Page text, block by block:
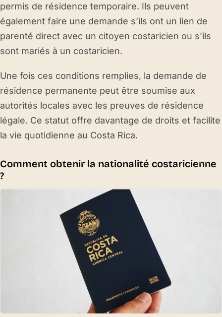
permis de résidence temporaire. Ils peuvent
également faire une demande s’ils ont un lien de
parenté direct avec un citoyen costaricien ou s’ils
sont mariés à un costaricien.
Une fois ces conditions remplies, la demande de
résidence permanente peut être soumise aux
autorités locales avec les preuves de résidence
légale. Ce statut offre davantage de droits et facilite
la vie quotidienne au Costa Rica.
Comment obtenir la nationalité costaricienne
?